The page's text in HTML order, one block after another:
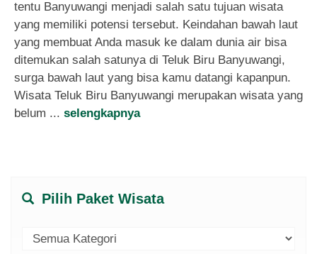
tentu Banyuwangi menjadi salah satu tujuan wisata
yang memiliki potensi tersebut. Keindahan bawah laut
yang membuat Anda masuk ke dalam dunia air bisa
ditemukan salah satunya di Teluk Biru Banyuwangi,
surga bawah laut yang bisa kamu datangi kapanpun.
Wisata Teluk Biru Banyuwangi merupakan wisata yang
belum ... selengkapnya
Pilih Paket Wisata